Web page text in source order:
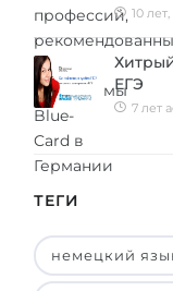
10
ЕГЭ
7 лет
ТЕГИ
немецкий